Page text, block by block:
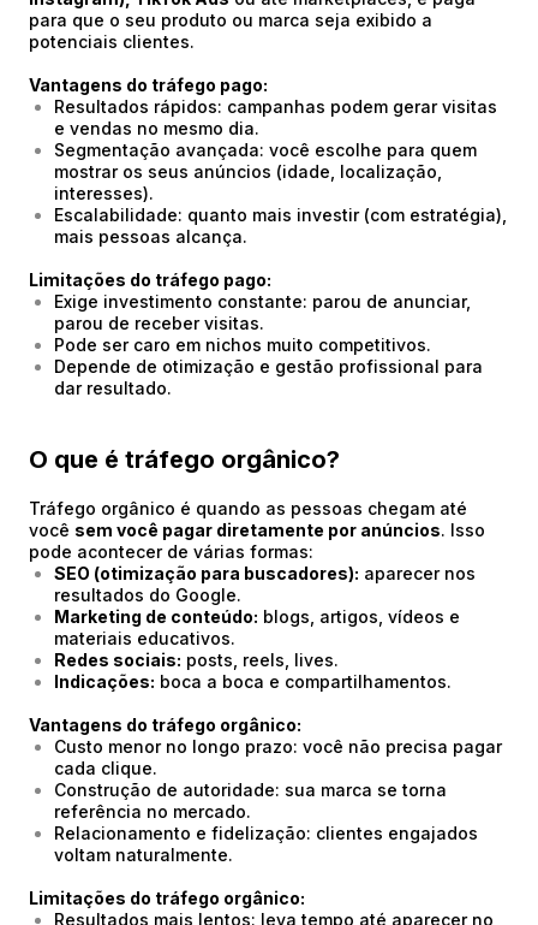
para que o seu produto ou marca seja exibido a
potenciais clientes.
Vantagens do tráfego pago:
Resultados rápidos: campanhas podem gerar visitas
e vendas no mesmo dia.
Segmentação avançada: você escolhe para quem
mostrar os seus anúncios (idade, localização,
interesses).
Escalabilidade: quanto mais investir (com estratégia),
mais pessoas alcança.
Limitações do tráfego pago:
Exige investimento constante: parou de anunciar,
parou de receber visitas.
Pode ser caro em nichos muito competitivos.
Depende de otimização e gestão profissional para
dar resultado.
O que é tráfego orgânico?
Tráfego orgânico é quando as pessoas chegam até
você sem você pagar diretamente por anúncios. Isso
pode acontecer de várias formas:
SEO (otimização para buscadores): aparecer nos
resultados do Google.
Marketing de conteúdo: blogs, artigos, vídeos e
materiais educativos.
Redes sociais: posts, reels, lives.
Indicações: boca a boca e compartilhamentos.
Vantagens do tráfego orgânico:
Custo menor no longo prazo: você não precisa pagar
cada clique.
Construção de autoridade: sua marca se torna
referência no mercado.
Relacionamento e fidelização: clientes engajados
voltam naturalmente.
Limitações do tráfego orgânico:
Resultados mais lentos: leva tempo até aparecer no